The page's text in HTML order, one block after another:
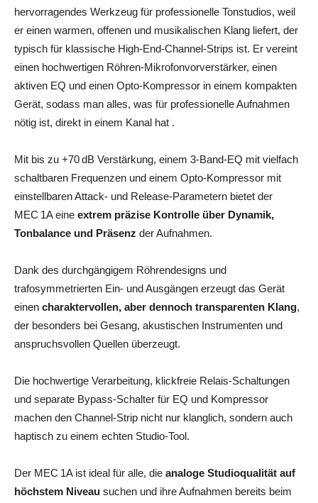
hervorragendes Werkzeug für professionelle Tonstudios, weil
er einen warmen, offenen und musikalischen Klang liefert, der
typisch für klassische High‑End‑Channel‑Strips ist. Er vereint
einen hochwertigen Röhren‑Mikrofonvorverstärker, einen
aktiven EQ und einen Opto‑Kompressor in einem kompakten
Gerät, sodass man alles, was für professionelle Aufnahmen
nötig ist, direkt in einem Kanal hat .
Mit bis zu +70 dB Verstärkung, einem 3‑Band‑EQ mit vielfach
schaltbaren Frequenzen und einem Opto‑Kompressor mit
einstellbaren Attack‑ und Release‑Parametern bietet der
MEC 1A eine extrem präzise Kontrolle über Dynamik,
Tonbalance und Präsenz der Aufnahmen.
Dank des durchgängigem Röhrendesigns und
trafosymmetrierten Ein‑ und Ausgängen erzeugt das Gerät
einen charaktervollen, aber dennoch transparenten Klang,
der besonders bei Gesang, akustischen Instrumenten und
anspruchsvollen Quellen überzeugt.
Die hochwertige Verarbeitung, klickfreie Relais‑Schaltungen
und separate Bypass‑Schalter für EQ und Kompressor
machen den Channel‑Strip nicht nur klanglich, sondern auch
haptisch zu einem echten Studio‑Tool.
Der MEC 1A ist ideal für alle, die analoge Studioqualität auf
höchstem Niveau suchen und ihre Aufnahmen bereits beim